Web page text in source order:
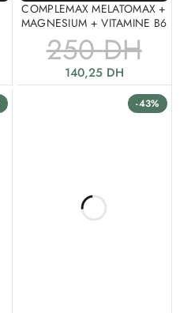
COMPLEMAX MELATOMAX +
MAGNESIUM + VITAMINE B6
250DH
140,25 DH
-43%